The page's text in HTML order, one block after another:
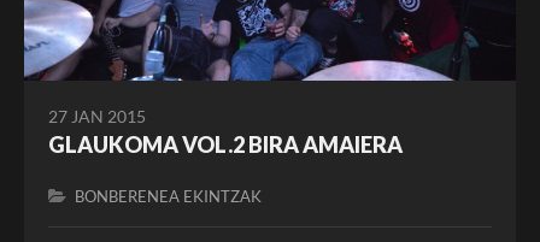
27 JAN 2015
GLAUKOMA VOL.2 BIRA AMAIERA
BONBERENEA EKINTZAK